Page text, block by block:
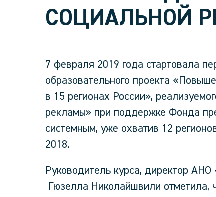
СОЦИАЛЬНОЙ
7 февраля 2019 года стартовала
образовательного проекта
в 15 регионах России»,
рекламы» при поддержке Фонда
системным, уже охватив 12
2018.
Руководитель курса, директор
Гюзелла Николайшвили отметила,